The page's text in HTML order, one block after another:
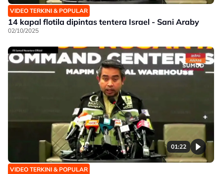
VIDEO TERKINI & POPULAR
14 kapal flotila dipintas tentera Israel - Sani Araby
02/10/2025
01:22
VIDEO TERKINI & POPULAR